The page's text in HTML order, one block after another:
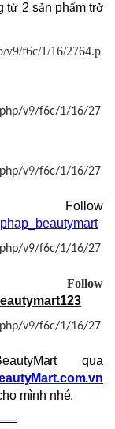
từ 2 sản phẩm trở
qua
mình nhé.